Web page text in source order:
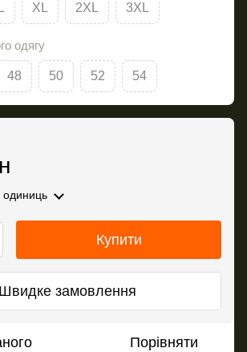
L XL 2XL 3XL
одягу
48 50 52 54
одиниць
Купити
Швидке замовлення
Порівняти